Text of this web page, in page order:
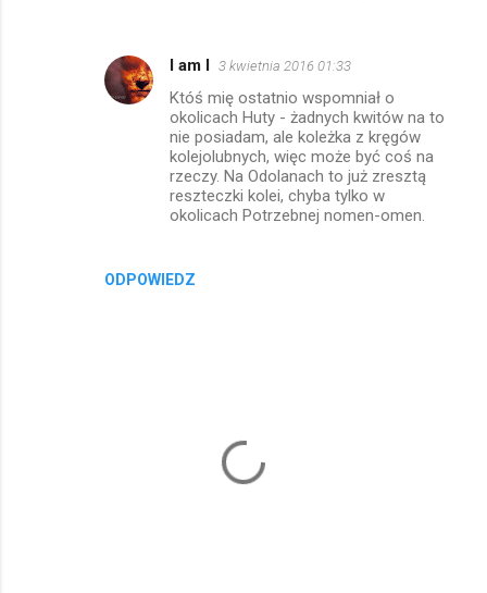
ODPOWIEDZ
I am I 3 kwietnia 2016 01:33
Któś mię ostatnio wspomniał o
okolicach Huty - żadnych kwitów na to
nie posiadam, ale koleżka z kręgów
kolejolubnych, więc może być coś na
rzeczy. Na Odolanach to już zresztą
reszteczki kolei, chyba tylko w
okolicach Potrzebnej nomen-omen.